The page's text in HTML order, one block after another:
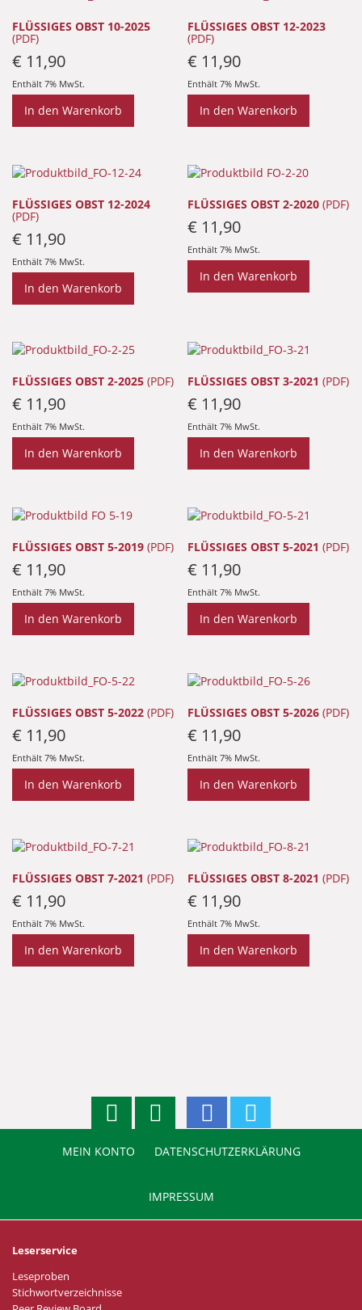
FLÜSSIGES OBST 10-2025
(PDF)
€ 11,90
Enthält 7% MwSt.
In den Warenkorb
FLÜSSIGES OBST 12-2023
(PDF)
€ 11,90
Enthält 7% MwSt.
In den Warenkorb
FLÜSSIGES OBST 12-2024
(PDF)
€ 11,90
Enthält 7% MwSt.
In den Warenkorb
FLÜSSIGES OBST 2-2020 (PDF)
€ 11,90
Enthält 7% MwSt.
In den Warenkorb
FLÜSSIGES OBST 2-2025 (PDF)
€ 11,90
Enthält 7% MwSt.
In den Warenkorb
FLÜSSIGES OBST 3-2021 (PDF)
€ 11,90
Enthält 7% MwSt.
In den Warenkorb
FLÜSSIGES OBST 5-2019 (PDF)
€ 11,90
Enthält 7% MwSt.
In den Warenkorb
FLÜSSIGES OBST 5-2021 (PDF)
€ 11,90
Enthält 7% MwSt.
In den Warenkorb
FLÜSSIGES OBST 5-2022 (PDF)
€ 11,90
Enthält 7% MwSt.
In den Warenkorb
FLÜSSIGES OBST 5-2026 (PDF)
€ 11,90
Enthält 7% MwSt.
In den Warenkorb
FLÜSSIGES OBST 7-2021 (PDF)
€ 11,90
Enthält 7% MwSt.
In den Warenkorb
FLÜSSIGES OBST 8-2021 (PDF)
€ 11,90
Enthält 7% MwSt.
In den Warenkorb
MEIN KONTO DATENSCHUTZERKLÄRUNG
IMPRESSUM
Leserservice
Leseproben
Stichwortverzeichnisse